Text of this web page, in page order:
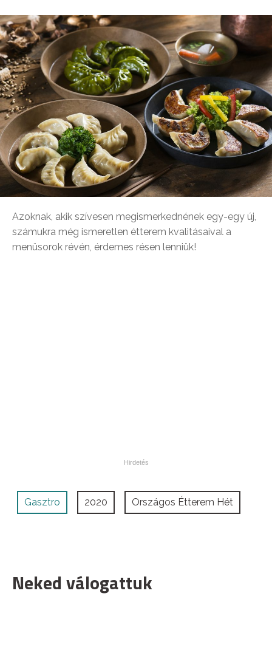
Azoknak, akik szívesen megismerkednének egy-egy új,
számukra még ismeretlen étterem kvalitásaival a
menüsorok révén, érdemes résen lenniük!
Gasztro 2020 Országos Étterem Hét
Neked válogattuk